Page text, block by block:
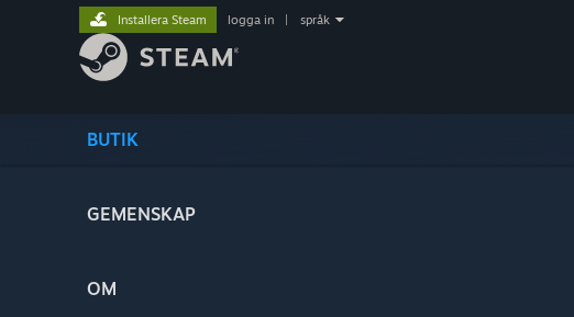
BUTIK
GEMENSKAP
OM
Installera Steam logga in språk